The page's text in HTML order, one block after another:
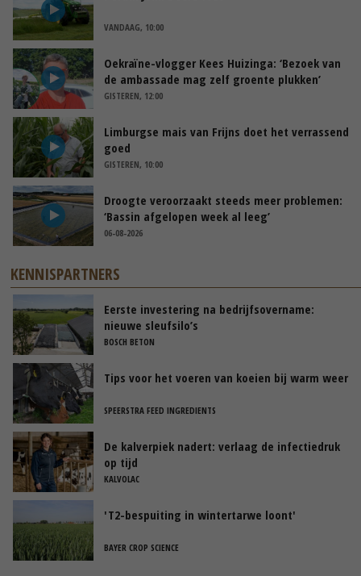
VANDAAG, 10:00
Oekraïne-vlogger Kees Huizinga: ‘Bezoek van
de ambassade mag zelf groente plukken’
GISTEREN, 12:00
Limburgse mais van Frijns doet het verrassend
goed
GISTEREN, 10:00
Droogte veroorzaakt steeds meer problemen:
‘Bassin afgelopen week al leeg’
06-08-2026
KENNISPARTNERS
Eerste investering na bedrijfsovername:
nieuwe sleufsilo’s
BOSCH BETON
Tips voor het voeren van koeien bij warm weer
SPEERSTRA FEED INGREDIENTS
De kalverpiek nadert: verlaag de infectiedruk
op tijd
KALVOLAC
'T2-bespuiting in wintertarwe loont'
BAYER CROP SCIENCE